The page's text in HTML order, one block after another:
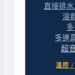
直接排
溶
多連
超
溫控 /
實
做了一